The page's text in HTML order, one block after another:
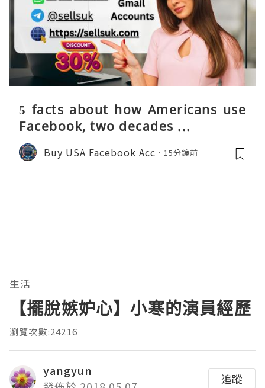
5 facts about how Americans use
Facebook, two decades ...
Buy USA Facebook Acc 15分鐘前
生活
【擺脫嫉妒心】小寒的演員經歷
瀏覽次數:24216
yangyun
追蹤